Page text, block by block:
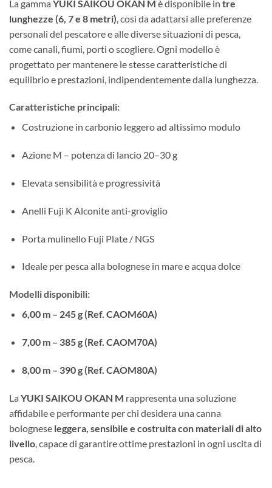
La gamma YUKI SAIKOU OKAN M è disponibile in tre
lunghezze (6, 7 e 8 metri) , così da adattarsi alle preferenze
personali del pescatore e alle diverse situazioni di pesca,
come canali, fiumi, porti o scogliere. Ogni modello è
progettato per mantenere le stesse caratteristiche di
equilibrio e prestazioni, indipendentemente dalla lunghezza.
Caratteristiche principali:
Costruzione in carbonio leggero ad altissimo modulo
Azione M – potenza di lancio 20–30 g
Elevata sensibilità e progressività
Anelli Fuji K Alconite anti-groviglio
Porta mulinello Fuji Plate / NGS
Ideale per pesca alla bolognese in mare e acqua dolce
Modelli disponibili:
6,00 m – 245 g (Ref. CAOM60A)
7,00 m – 385 g (Ref. CAOM70A)
8,00 m – 390 g (Ref. CAOM80A)
La YUKI SAIKOU OKAN M rappresenta una soluzione
affidabile e performante per chi desidera una canna
bolognese leggera, sensibile e costruita con materiali di alto
livello , capace di garantire ottime prestazioni in ogni uscita di
pesca.